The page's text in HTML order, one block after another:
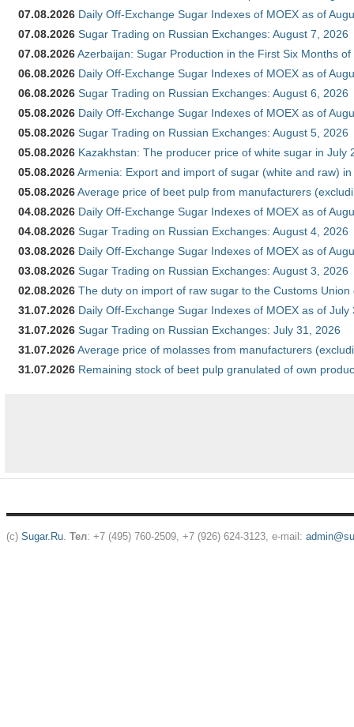
07.08.2026 Daily Off-Exchange Sugar Indexes of MOEX as of
07.08.2026 Sugar Trading on Russian Exchanges: August 7, 2026
07.08.2026Azerbaijan: Sugar Production in the First Six Months of
06.08.2026 Daily Off-Exchange Sugar Indexes of MOEX as of
06.08.2026 Sugar Trading on Russian Exchanges: August 6, 2026
05.08.2026 Daily Off-Exchange Sugar Indexes of MOEX as of
05.08.2026 Sugar Trading on Russian Exchanges: August 5, 2026
05.08.2026 Kazakhstan: The producer price of white sugar in July
05.08.2026Armenia: Export and import of sugar (white and raw)
05.08.2026Average price of beet pulp from manufacturers
04.08.2026 Daily Off-Exchange Sugar Indexes of MOEX as of
04.08.2026 Sugar Trading on Russian Exchanges: August 4, 2026
03.08.2026 Daily Off-Exchange Sugar Indexes of MOEX as of
03.08.2026 Sugar Trading on Russian Exchanges: August 3, 2026
02.08.2026 The duty on import of raw sugar to the Customs
31.07.2026 Daily Off-Exchange Sugar Indexes of MOEX as of July
31.07.2026 Sugar Trading on Russian Exchanges: July 31, 2026
31.07.2026Average price of molasses from manufacturers
31.07.2026 Remaining stock of beet pulp granulated of own
(c) Sugar.Ru. Тел: +7 (495) 760-2509, +7 (926) 624-3123, e-mail: